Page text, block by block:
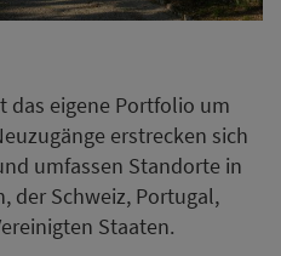
das eigene Portfolio um
erstrecken sich
umfassen Standorte in
der Schweiz, Portugal,
Staaten.